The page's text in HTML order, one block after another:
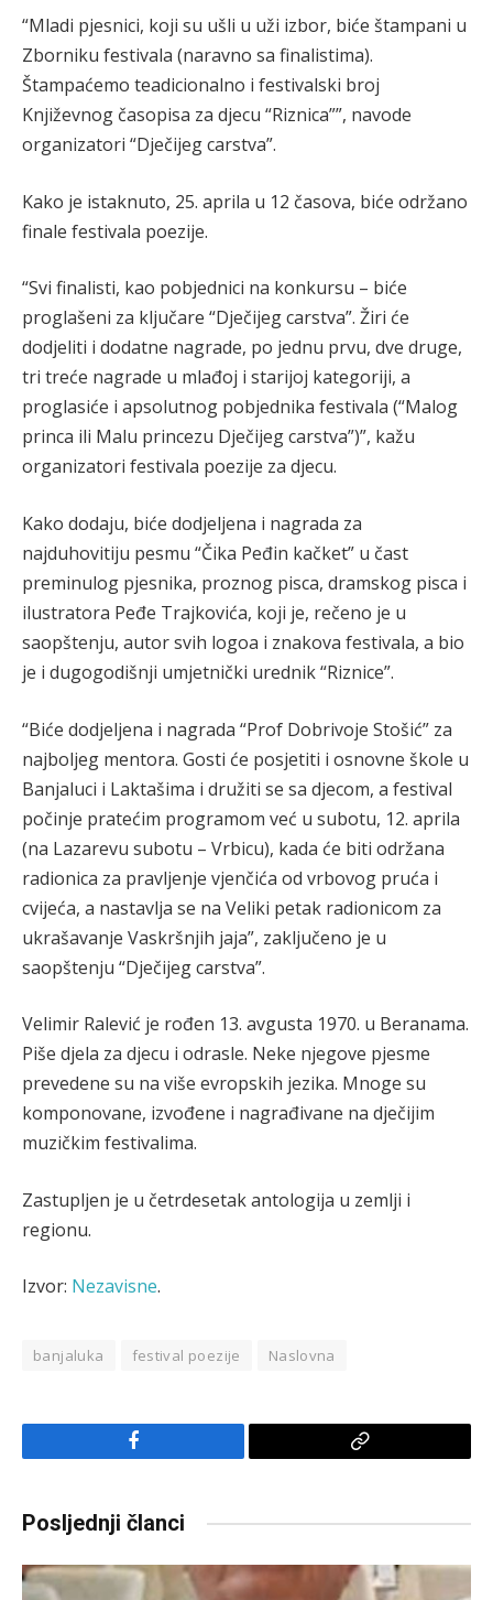
“Mladi pjesnici, koji su ušli u uži izbor, biće štampani u
Zborniku festivala (naravno sa finalistima).
Štampaćemo teadicionalno i festivalski broj
Književnog časopisa za djecu “Riznica””, navode
organizatori “Dječijeg carstva”.
Kako je istaknuto, 25. aprila u 12 časova, biće održano
finale festivala poezije.
“Svi finalisti, kao pobjednici na konkursu – biće
proglašeni za ključare “Dječijeg carstva”. Žiri će
dodjeliti i dodatne nagrade, po jednu prvu, dve druge,
tri treće nagrade u mlađoj i starijoj kategoriji, a
proglasiće i apsolutnog pobjednika festivala (“Malog
princa ili Malu princezu Dječijeg carstva”)”, kažu
organizatori festivala poezije za djecu.
Kako dodaju, biće dodjeljena i nagrada za
najduhovitiju pesmu “Čika Peđin kačket” u čast
preminulog pjesnika, proznog pisca, dramskog pisca i
ilustratora Peđe Trajkovića, koji je, rečeno je u
saopštenju, autor svih logoa i znakova festivala, a bio
je i dugogodišnji umjetnički urednik “Riznice”.
“Biće dodjeljena i nagrada “Prof Dobrivoje Stošić” za
najboljeg mentora. Gosti će posjetiti i osnovne škole u
Banjaluci i Laktašima i družiti se sa djecom, a festival
počinje pratećim programom već u subotu, 12. aprila
(na Lazarevu subotu – Vrbicu), kada će biti održana
radionica za pravljenje vjenčića od vrbovog pruća i
cvijeća, a nastavlja se na Veliki petak radionicom za
ukrašavanje Vaskršnjih jaja”, zaključeno je u
saopštenju “Dječijeg carstva”.
Velimir Ralević je rođen 13. avgusta 1970. u Beranama.
Piše djela za djecu i odrasle. Neke njegove pjesme
prevedene su na više evropskih jezika. Mnoge su
komponovane, izvođene i nagrađivane na dječijim
muzičkim festivalima.
Zastupljen je u četrdesetak antologija u zemlji i
regionu.
Izvor: Nezavisne.
banjaluka festival poezije Naslovna
Facebook
Copy
Posljednji članci